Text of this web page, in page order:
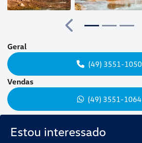
Estou interessado
Anterior
Geral
(49) 3551-1050
Vendas
(49) 3551-1064